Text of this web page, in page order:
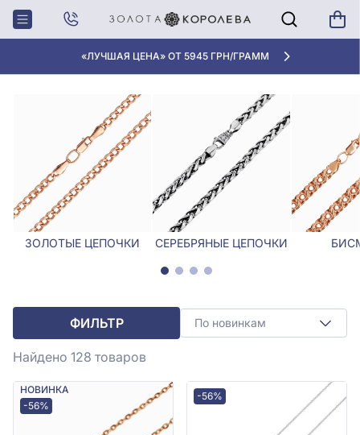
«ЛУЧШАЯ ЦЕНА» ОТ 5945 ГРН/ГРАММ
Главная Цепочки Декоративные цепочки
ДЕКОРАТИВНЫЕ ЦЕПОЧКИ
ЗОЛОТЫЕ ЦЕПОЧКИ СЕРЕБРЯНЫЕ ЦЕПОЧКИ
ФИЛЬТР По новинкам
Найдено 128 товаров
НОВИНКА
-56%
-56%